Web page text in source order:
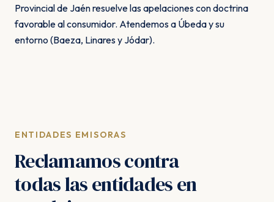
Provincial de Jaén resuelve las apelaciones con doctrina
favorable al consumidor. Atendemos a Úbeda y su
entorno (Baeza, Linares y Jódar).
ENTIDADES EMISORAS
Reclamamos contra
todas las entidades en